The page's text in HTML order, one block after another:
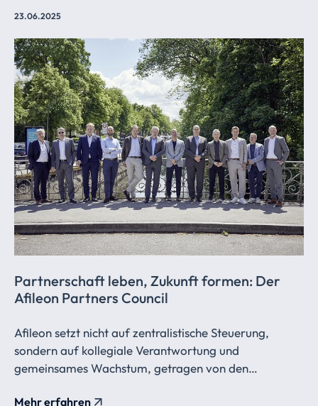
23.06.2025
Partnerschaft leben, Zukunft formen: Der
Afileon Partners Council
Afileon setzt nicht auf zentralistische Steuerung,
sondern auf kollegiale Verantwortung und
gemeinsames Wachstum, getragen von den
Mehr erfahren